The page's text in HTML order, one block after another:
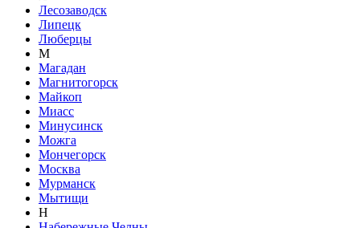
Лесозаводск
Липецк
Люберцы
М
Магадан
Магнитогорск
Майкоп
Миасс
Минусинск
Можга
Мончегорск
Москва
Мурманск
Мытищи
Н